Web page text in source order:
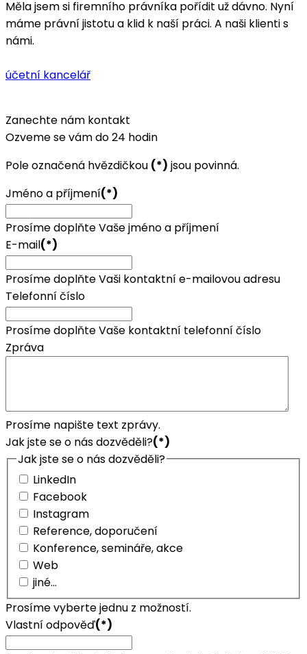
Měla jsem si firemního právníka pořídit už dávno. Nyní
máme právní jistotu a klid k naší práci. A naši klienti s
námi.
účetní kancelář
Zanechte nám kontakt
Ozveme se vám do 24 hodin
Pole označená hvězdičkou (*) jsou povinná.
Jméno a příjmení(*)
Prosíme doplňte Vaše jméno a příjmení
E-mail(*)
Prosíme doplňte Vaši kontaktní e-mailovou adresu
Telefonní číslo
Prosíme doplňte Vaše kontaktní telefonní číslo
Zpráva
Prosíme napište text zprávy.
Jak jste se o nás dozvěděli?(*)
Jak jste se o nás dozvěděli?
LinkedIn
Facebook
Instagram
Reference, doporučení
Konference, semináře, akce
Web
jiné...
Prosíme vyberte jednu z možností.
Vlastní odpověď(*)